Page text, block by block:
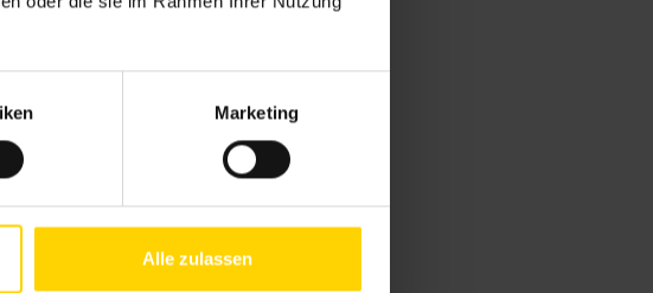
Marketing
Alle zulassen